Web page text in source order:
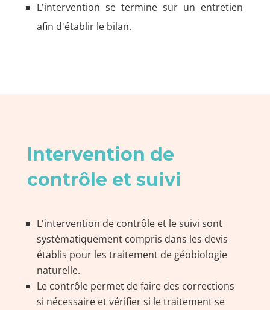
L'intervention se termine sur un entretien
afin d'établir le bilan.
Intervention de
contrôle et suivi
L'intervention de contrôle et le suivi sont
systématiquement compris dans les devis
établis pour les traitement de géobiologie
naturelle.
Le contrôle permet de faire des corrections
si nécessaire et vérifier si le traitement se